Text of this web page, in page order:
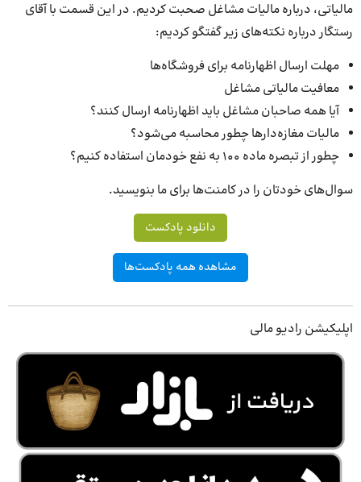
مالیاتی، درباره مالیات مشاغل صحبت کردیم. در این قسمت با آقای
رستگار درباره نکته‌های زیر گفتگو کردیم:
مهلت ارسال اظهارنامه برای فروشگاه‌ها
معافیت مالیاتی مشاغل
آیا همه صاحبان مشاغل باید اظهارنامه ارسال کنند؟
مالیات مغازه‌دارها چطور محاسبه می‌شود؟
چطور از تبصره ماده 100 به نفع خودمان استفاده کنیم؟
سوال‌های خودتان را در کامنت‌ها برای ما بنویسید.
دانلود پادکست
مشاهده همه پادکست‌ها
اپلیکیشن رادیو مالی